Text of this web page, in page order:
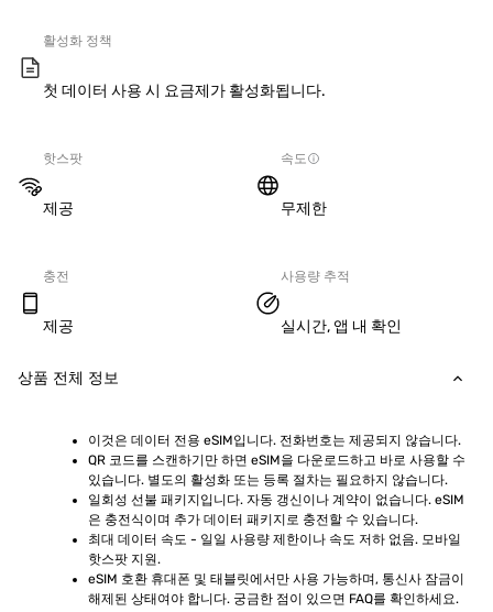
활성화 정책
첫 데이터 사용 시 요금제가 활성화됩니다.
핫스팟
제공
속도
무제한
충전
제공
사용량 추적
실시간, 앱 내 확인
상품 전체 정보
이것은 데이터 전용 eSIM입니다. 전화번호는 제공되지 않습니다.
QR 코드를 스캔하기만 하면 eSIM을 다운로드하고 바로 사용할 수
있습니다. 별도의 활성화 또는 등록 절차는 필요하지 않습니다.
일회성 선불 패키지입니다. 자동 갱신이나 계약이 없습니다. eSIM
은 충전식이며 추가 데이터 패키지로 충전할 수 있습니다.
최대 데이터 속도 - 일일 사용량 제한이나 속도 저하 없음. 모바일
핫스팟 지원.
eSIM 호환 휴대폰 및 태블릿에서만 사용 가능하며, 통신사 잠금이
해제된 상태여야 합니다. 궁금한 점이 있으면 FAQ를 확인하세요.